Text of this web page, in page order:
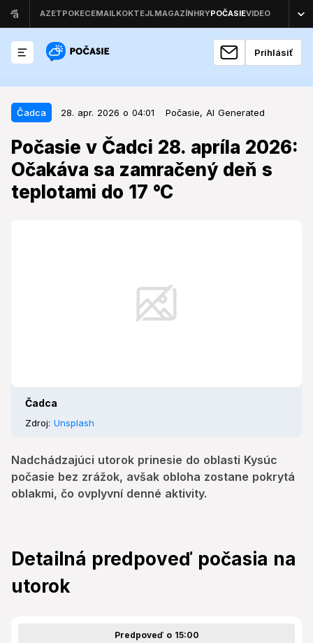
Prihlásiť
Čadca 28. apr. 2026 o 04:01 Počasie, AI Generated
Počasie v Čadci 28. apríla 2026:
Očakáva sa zamračený deň s
teplotami do 17 °C
Čadca
Zdroj: Unsplash
Nadchádzajúci utorok prinesie do oblasti Kysúc
počasie bez zrážok, avšak obloha zostane pokrytá
oblakmi, čo ovplyvní denné aktivity.
Čadca 28. apr. 2026 o 04:01
Počasie v Čadci 28. apríla 2026:
Očakáva sa zamračený deň s
teplotami do 17 °C
Detailná predpoveď počasia na
utorok
Predpoveď o 15:00